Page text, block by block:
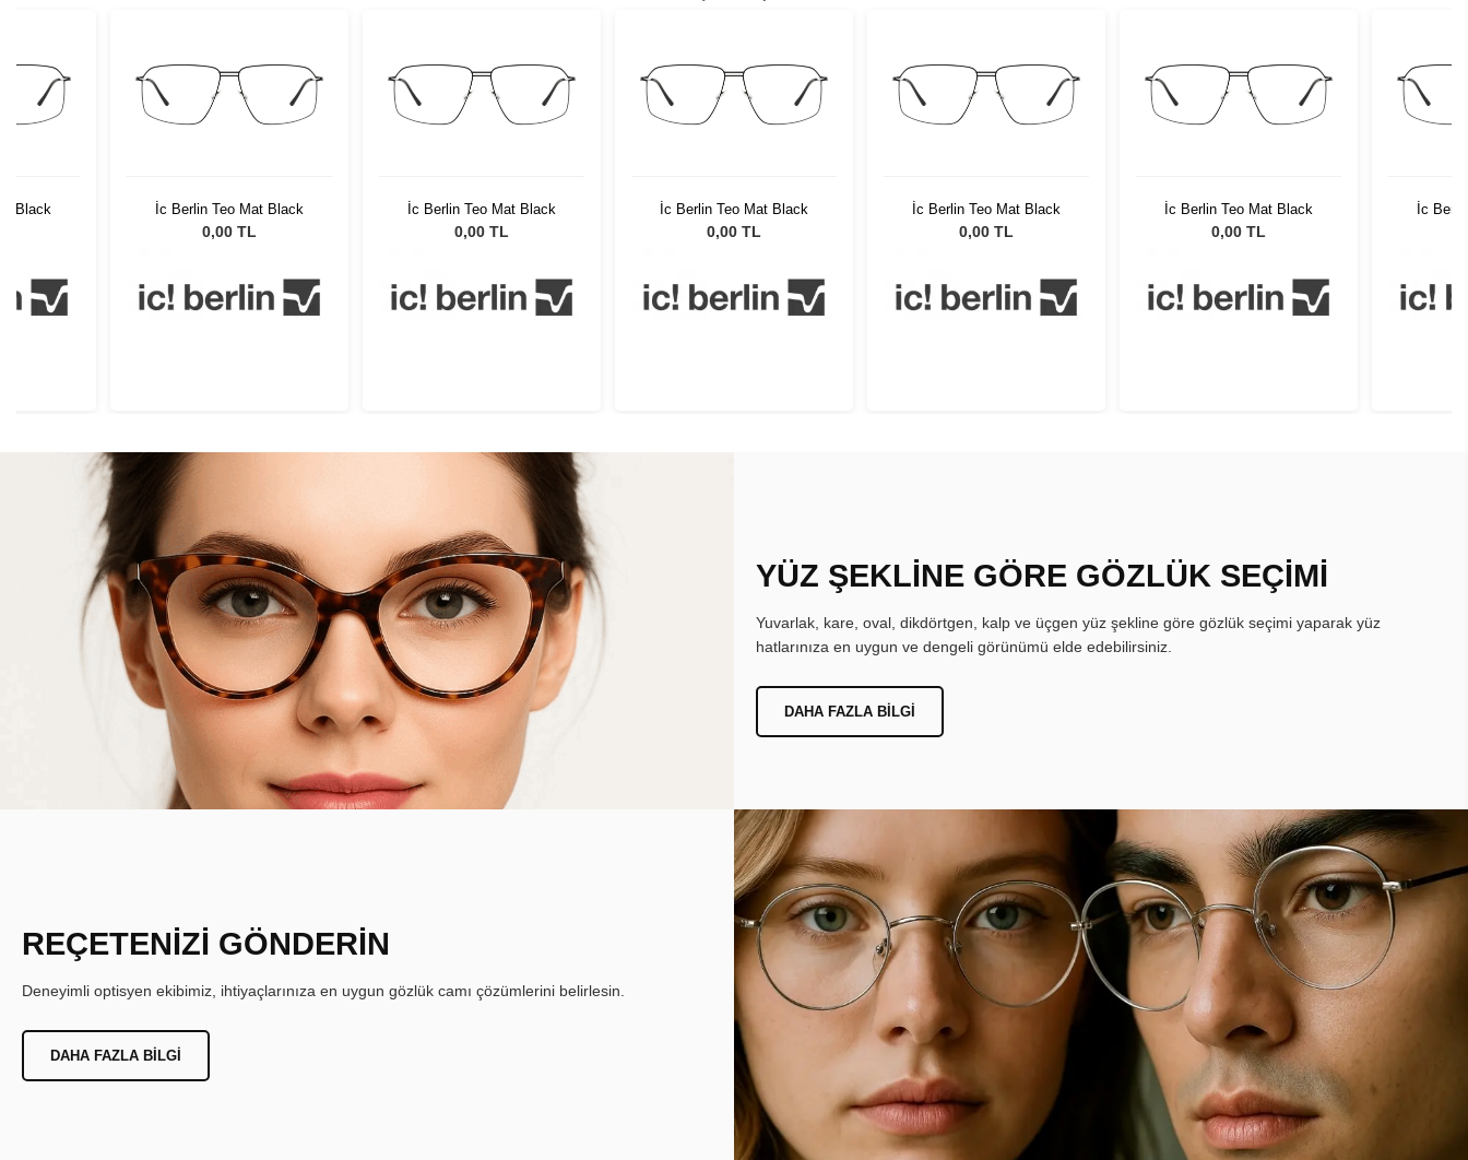
Black İc Berlin Teo Mat Black
0,00 TL
İc Berlin Teo Mat Black
0,00 TL
İc Berlin Teo Mat Black
0,00 TL
İc Berlin Teo Mat Black
0,00 TL
İc Berlin Teo Mat Black
0,00 TL
İc
YÜZ ŞEKLİNE GÖRE GÖZLÜK SEÇİMİ
Yuvarlak, kare, oval, dikdörtgen, kalp ve üçgen yüz şekline göre gözlük seçimi yaparak yüz
hatlarınıza en uygun ve dengeli görünümü elde edebilirsiniz.
DAHA FAZLA BILGI
REÇETENİZİ GÖNDERİN
Deneyimli optisyen ekibimiz, ihtiyaçlarınıza en uygun gözlük camı çözümlerini belirlesin.
DAHA FAZLA BILGI